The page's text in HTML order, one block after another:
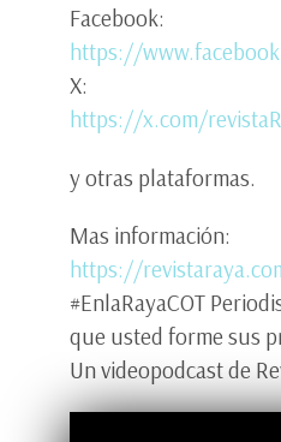
Facebook:
https://
X:
https://x.com/
y otras plataformas.
Mas información:
https://
#EnlaRayaCOT
que usted forme sus
Un videopodcast de